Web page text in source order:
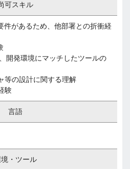
可スキル
件があるため、他部署との折衝経
開発環境にマッチしたツールの
等の設計に関する理解
験
言語
・ツール